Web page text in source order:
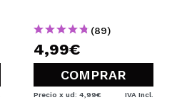
(89)
4,99€
COMPRAR
Precio x ud: 4,99€ IVA Incl.